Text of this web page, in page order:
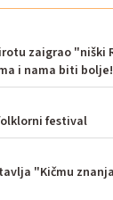
zaigrao "niški
i nama biti bolje!
festival
"Kičmu